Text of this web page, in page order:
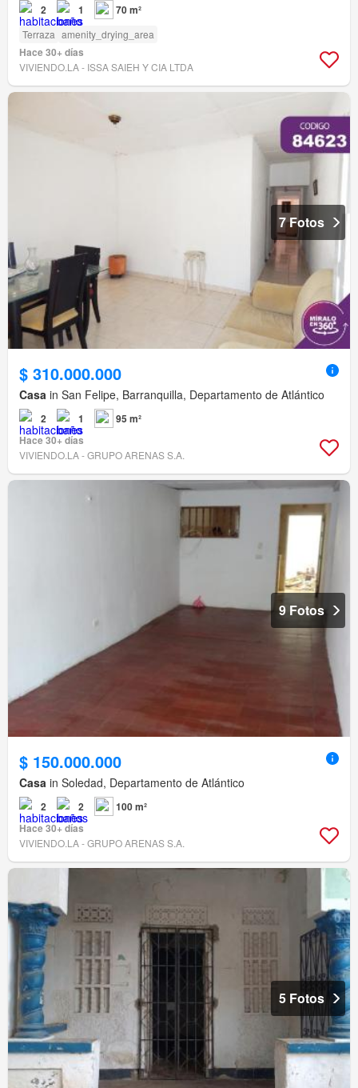
2 1 70 m²
Terraza amenity_drying_area
Hace 30+ días
VIVIENDO.LA - ISSA SAIEH Y CIA LTDA
7 Fotos
$ 310.000.000
Casa in San Felipe, Barranquilla, Departamento de Atlántico
2 1
95 m²
Hace 30+ días
VIVIENDO.LA - GRUPO ARENAS S.A.
9 Fotos
$ 150.000.000
Casa in Soledad, Departamento de Atlántico
2 2
100 m²
Hace 30+ días
VIVIENDO.LA - GRUPO ARENAS S.A.
5 Fotos